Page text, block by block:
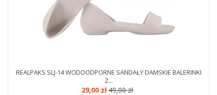
REALPAKS SLJ-14 WODOODPORNE SANDAŁY DAMSKIE BALERINKI
Z...
29,00 zł49,00 zł